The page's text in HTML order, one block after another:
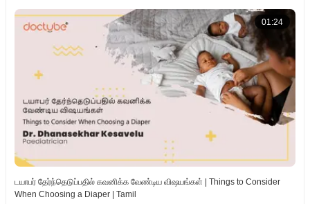
01:24
டயாபர் தேர்ந்தெடுப்பதில் கவனிக்க வேண்டிய விஷயங்கள் | Things to Consider
When Choosing a Diaper | Tamil